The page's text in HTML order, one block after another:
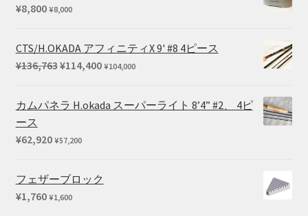
¥8,800 ¥8,000
CTS/H.OKADA アフィニティX 9' #8 4ピース
¥136,763元
価
し
た。
¥114,400現
の
で
¥104,000
カムパネラ H.okada スーパーライト 8’4” #2、 4ピ
ース
¥62,920 ¥57,200
フェザーブロック
¥1,760 ¥1,600